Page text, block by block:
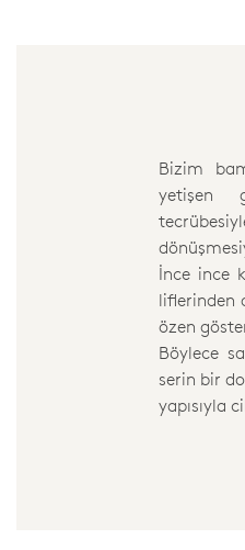
Bizim
yetişen
İnce ince
liflerinden
özen
Böylece
serin bir
yapısıyla